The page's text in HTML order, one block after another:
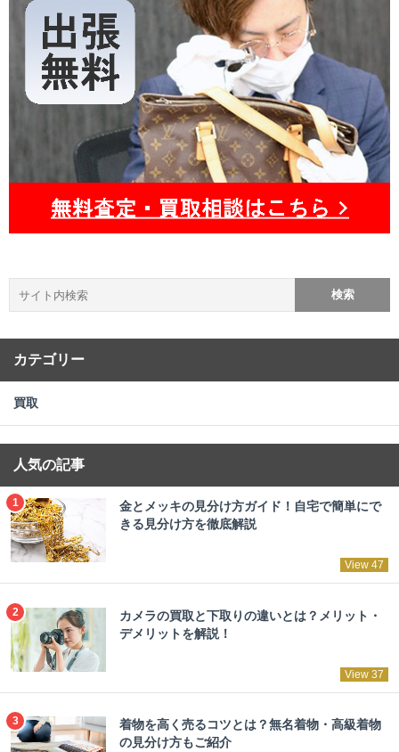
カテゴリー
買取
人気の記事
金とメッキの見分け方ガイド！自宅で簡単にで
きる見分け方を徹底解説
View 47
カメラの買取と下取りの違いとは？メリット・
デメリットを解説！
View 37
着物を高く売るコツとは？無名着物・高級着物
の見分け方もご紹介